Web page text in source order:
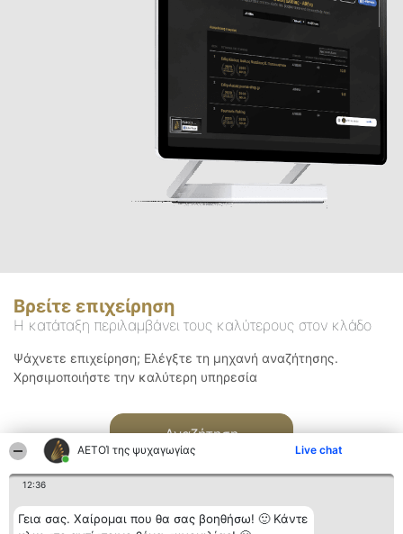
ΑΕΤΟΊ της ψυχαγωγίας Live chat
12:36
Γεια σας. Χαίρομαι που θα σας βοηθήσω! 🙂 Κάντε
Βρείτε επιχείρηση
Η κατάταξη περιλαμβάνει τους καλύτερους στον κλάδο
Ψάχνετε επιχείρηση; Ελέγξτε τη μηχανή αναζήτησης.
Χρησιμοποιήστε την καλύτερη υπηρεσία
Αναζήτηση